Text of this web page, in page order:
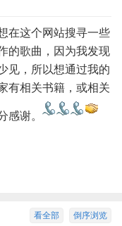
在这个网站搜寻一些
的歌曲，因为我发现
见，所以想通过我的
有相关书籍，或相关
感谢。
倒序浏览
看全部